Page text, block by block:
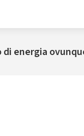
di energia